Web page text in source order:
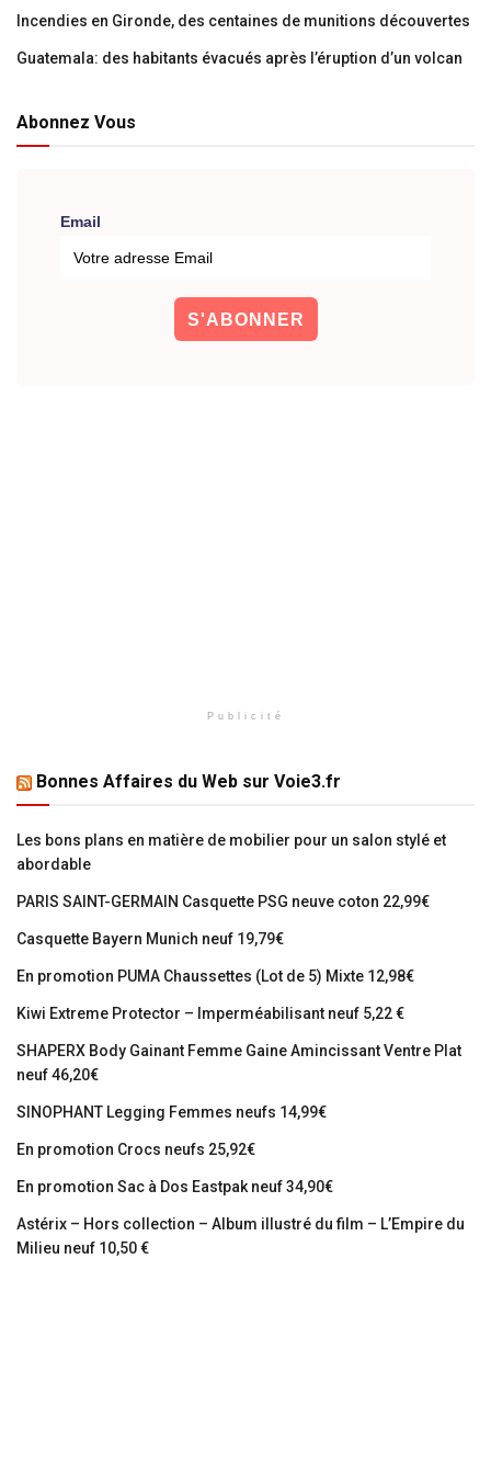
Incendies en Gironde, des centaines de munitions découvertes
Guatemala: des habitants évacués après l’éruption d’un volcan
Abonnez Vous
Email
Publicité
Bonnes Affaires du Web sur Voie3.fr
Les bons plans en matière de mobilier pour un salon stylé et
abordable
PARIS SAINT-GERMAIN Casquette PSG neuve coton 22,99€
Casquette Bayern Munich neuf 19,79€
En promotion PUMA Chaussettes (Lot de 5) Mixte 12,98€
Kiwi Extreme Protector – Imperméabilisant neuf 5,22 €
SHAPERX Body Gainant Femme Gaine Amincissant Ventre Plat
neuf 46,20€
SINOPHANT Legging Femmes neufs 14,99€
En promotion Crocs neufs 25,92€
En promotion Sac à Dos Eastpak neuf 34,90€
Astérix – Hors collection – Album illustré du film – L’Empire du
Milieu neuf 10,50 €